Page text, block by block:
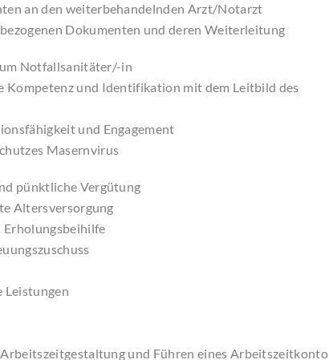
an den weiterbehandelnden Arzt/Notarzt
Dokumenten und deren Weiterleitung
Notfallsanitäter/-in
Kompetenz und Identifikation mit dem Leitbild des
und Engagement
Masernvirus
pünktliche Vergütung
Altersversorgung
Erholungsbeihilfe
Leistungen
und Führen eines Arbeitszeitkonto